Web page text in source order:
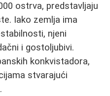
ostrva, predstavljaju
Iako zemlja ima
njeni
i gostoljubivi.
konkvistadora,
stvarajući